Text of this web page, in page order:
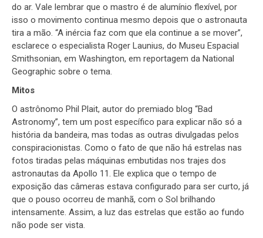
do ar. Vale lembrar que o mastro é de alumínio flexível, por
isso o movimento continua mesmo depois que o astronauta
tira a mão. “A inércia faz com que ela continue a se mover”,
esclarece o especialista Roger Launius, do Museu Espacial
Smithsonian, em Washington, em reportagem da National
Geographic sobre o tema.
Mitos
O astrônomo Phil Plait, autor do premiado blog “Bad
Astronomy”, tem um post específico para explicar não só a
história da bandeira, mas todas as outras divulgadas pelos
conspiracionistas. Como o fato de que não há estrelas nas
fotos tiradas pelas máquinas embutidas nos trajes dos
astronautas da Apollo 11. Ele explica que o tempo de
exposição das câmeras estava configurado para ser curto, já
que o pouso ocorreu de manhã, com o Sol brilhando
intensamente. Assim, a luz das estrelas que estão ao fundo
não pode ser vista.